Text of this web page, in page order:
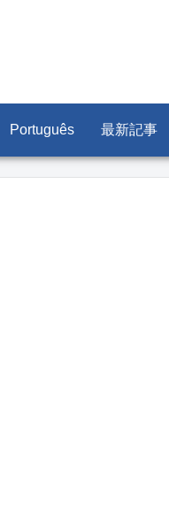
Português 最新記事